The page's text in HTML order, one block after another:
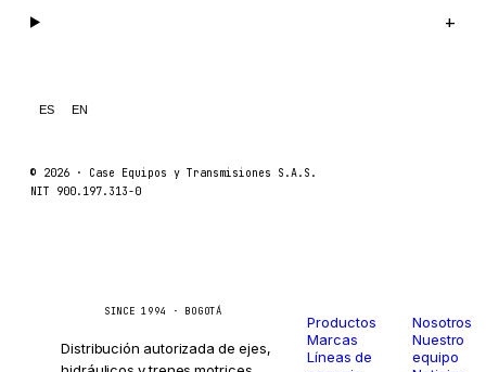
+
ES EN
© 2026 · Case Equipos y Transmisiones S.A.S.
NIT 900.197.313-0
SINCE 1994 · BOGOTÁ
Distribución autorizada de ejes,
Productos
Marcas
Líneas de
Nosotros
Nuestro
equipo